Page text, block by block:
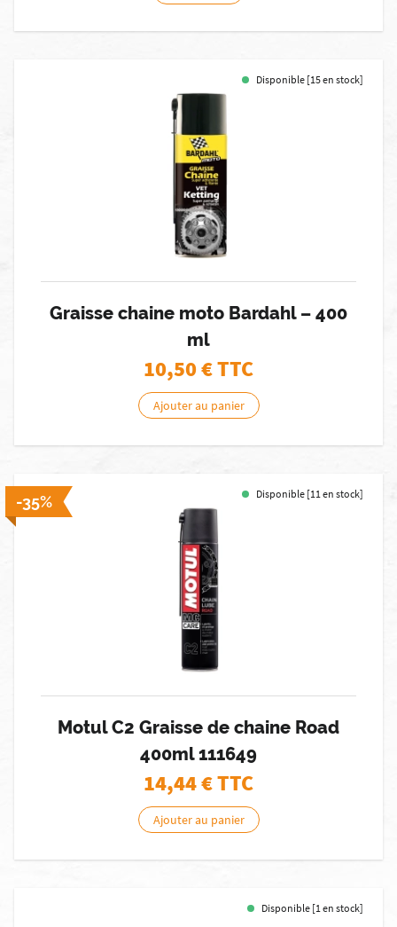
Disponible [15 en stock]
Graisse chaine moto Bardahl – 400
ml
10,50€ TTC
Ajouter au panier
-35% Disponible [11 en stock]
Motul C2 Graisse de chaine Road
400ml 111649
14,44€ TTC
Ajouter au panier
Disponible [1 en stock]